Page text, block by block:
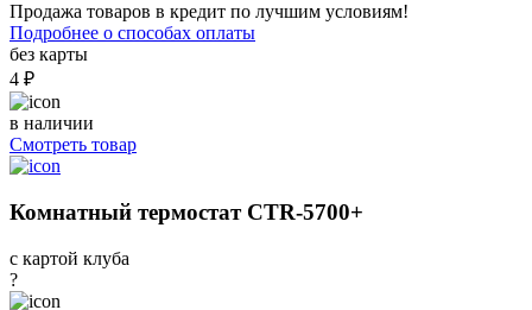
Продажа товаров в кредит по лучшим условиям!
Подробнее о способах оплаты
без карты
4 ₽
в наличии
Смотреть товар
Комнатный термостат CTR-5700+
с картой клуба
?